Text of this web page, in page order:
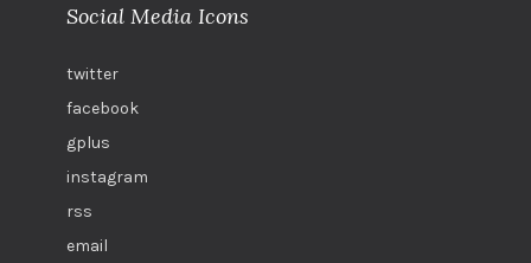
Social Media Icons
twitter
facebook
gplus
instagram
rss
email